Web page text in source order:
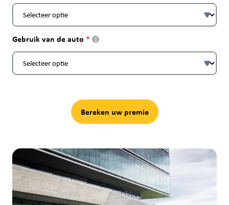
Gebruik van de auto i
Bereken uw premie